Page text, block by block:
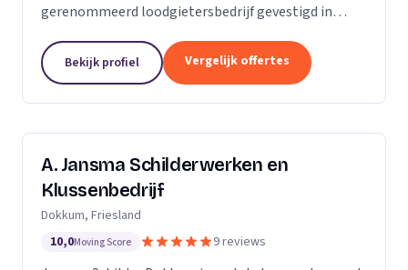
gerenommeerd loodgietersbedrijf gevestigd in
ons onderscheiden door onze expertise en
toewijding aan...
Bekijk profiel Vergelijk offertes
A. Jansma Schilderwerken en
Klussenbedrijf
Dokkum, Friesland
10,0Moving Score 9 reviews